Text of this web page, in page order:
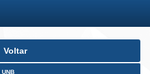
Voltar
UNB